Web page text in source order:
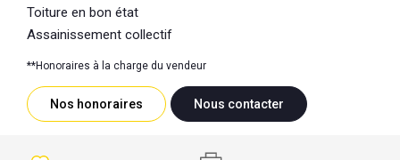
Toiture en bon état
Assainissement collectif
**Honoraires à la charge du vendeur
Nos honoraires Nous contacter